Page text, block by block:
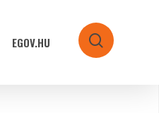
EGOV.HU search